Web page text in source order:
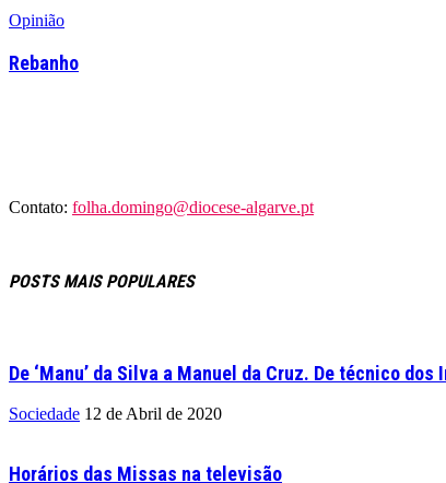
Opinião
Rebanho
Contato: folha.domingo@diocese-algarve.pt
POSTS MAIS POPULARES
De ‘Manu’ da Silva a Manuel da Cruz. De técnico
Sociedade 12 de Abril de 2020
Horários das Missas na televisão